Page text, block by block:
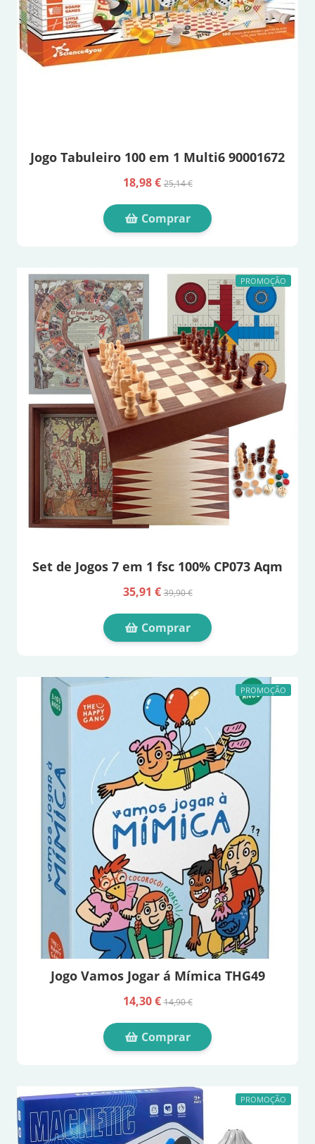
Jogo Tabuleiro 100 em 1 Multi6 90001672
18,98 €25,14 €
Comprar
PROMOÇÃO
Set de Jogos 7 em 1 fsc 100% CP073 Aqm
35,91 €39,90 €
Comprar
PROMOÇÃO
Jogo Vamos Jogar á Mímica THG49
14,30 €14,90 €
Comprar
PROMOÇÃO